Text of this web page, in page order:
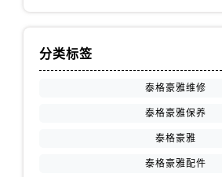
分类标签
泰格豪雅维修
泰格豪雅保养
泰格豪雅
泰格豪雅配件